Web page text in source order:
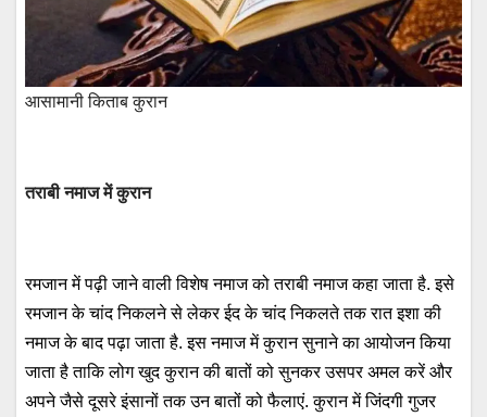
आसामानी किताब कुरान
तराबी नमाज में कुरान
रमजान में पढ़ी जाने वाली विशेष नमाज को तराबी नमाज कहा जाता है. इसे
रमजान के चांद निकलने से लेकर ईद के चांद निकलते तक रात इशा की
नमाज के बाद पढ़ा जाता है. इस नमाज में कुरान सुनाने का आयोजन किया
जाता है ताकि लोग खुद कुरान की बातों को सुनकर उसपर अमल करें और
अपने जैसे दूसरे इंसानों तक उन बातों को फैलाएं. कुरान में जिंदगी गुजर